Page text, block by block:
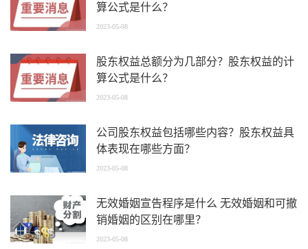
算公式是什么？
2023-05-08
股东权益总额分为几部分？股东权益的计
算公式是什么？
2023-05-08
公司股东权益包括哪些内容？股东权益具
体表现在哪些方面？
2023-05-08
无效婚姻宣告程序是什么 无效婚姻和可撤
销婚姻的区别在哪里？
2023-05-08